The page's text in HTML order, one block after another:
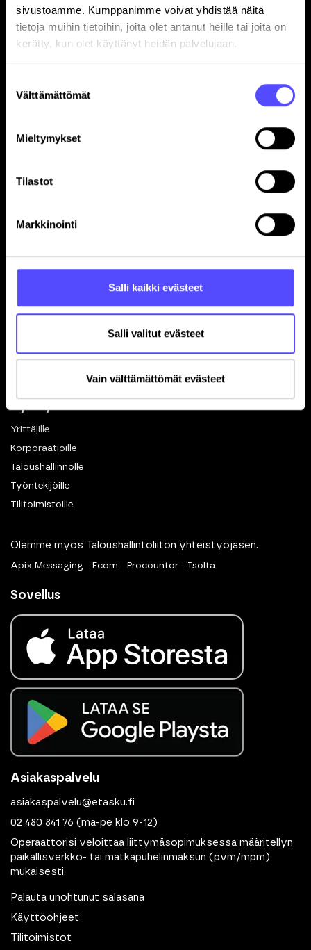
sivustoamme. Kumppanimme voivat yhdistää näitä
tietoja muihin tietoihin, joita olet antanut heille tai joita on
kerätty, kun olet käyttänyt heidän palvelujaan.
valinta
Välttämättömät
Mieltymykset
Tilastot
Markkinointi
Salli kaikki evästeet
Salli valitut evästeet
Vain välttämättömät evästeet
Etusivu
Tilitoimistoille
Yhteystiedot
In English
Dokumenttien hallinta
Hyödyt
Yrittäjille
Korporaatioille
Taloushallinnolle
Työntekijöille
Tilitoimistoille
Olemme myös Taloushallintoliiton yhteistyöjäsen.
Apix Messaging Ecom Procountor Isolta
Sovellus
Asiakaspalvelu
asiakaspalvelu@etasku.fi
02 480 841 76 (ma-pe klo 9-12)
Operaattorisi veloittaa liittymäsopimuksessa määritellyn
paikallisverkko- tai matkapuhelinmaksun (pvm/mpm)
mukaisesti.
Palauta unohtunut salasana
Käyttöohjeet
Tilitoimistot